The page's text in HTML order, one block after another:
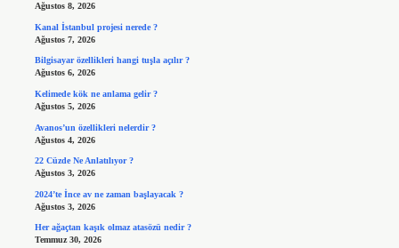
Ağustos 8, 2026
Kanal İstanbul projesi nerede ?
Ağustos 7, 2026
Bilgisayar özellikleri hangi tuşla açılır ?
Ağustos 6, 2026
Kelimede kök ne anlama gelir ?
Ağustos 5, 2026
Avanos’un özellikleri nelerdir ?
Ağustos 4, 2026
22 Cüzde Ne Anlatılıyor ?
Ağustos 3, 2026
2024’te İnce av ne zaman başlayacak ?
Ağustos 3, 2026
Her ağaçtan kaşık olmaz atasözü nedir ?
Temmuz 30, 2026